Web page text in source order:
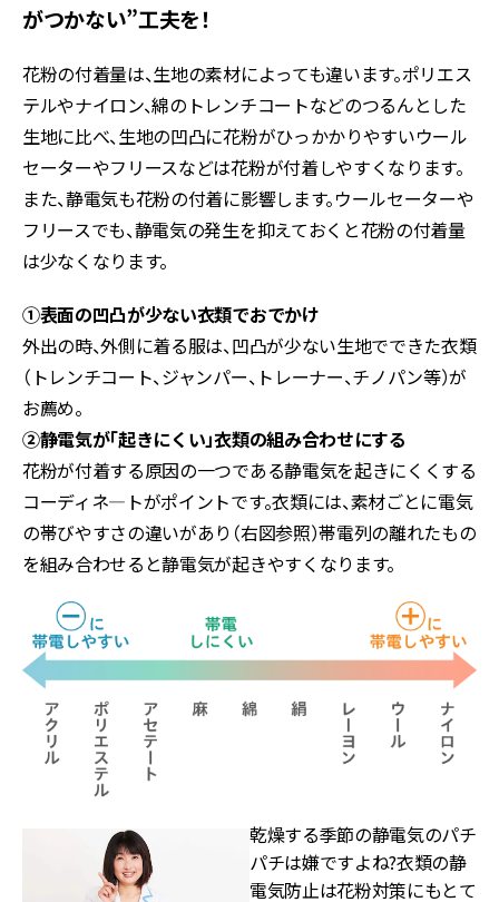
がつかない”工夫を！
花粉の付着量は、生地の素材によっても違います。ポリエス
テルやナイロン、綿のトレンチコートなどのつるんとした
生地に比べ、生地の凹凸に花粉がひっかかりやすいウール
セーターやフリースなどは花粉が付着しやすくなります。
また、静電気も花粉の付着に影響します。ウールセーターや
フリースでも、静電気の発生を抑えておくと花粉の付着量
は少なくなります。
①表面の凹凸が少ない衣類でおでかけ
外出の時、外側に着る服は、凹凸が少ない生地でできた衣類
（トレンチコート、ジャンパー、トレーナー、チノパン等）が
お薦め。
②静電気が「起きにくい」衣類の組み合わせにする
花粉が付着する原因の一つである静電気を起きにくくする
コーディネ―トがポイントです。衣類には、素材ごとに電気
の帯びやすさの違いがあり（右図参照）帯電列の離れたもの
を組み合わせると静電気が起きやすくなります。
乾燥する季節の静電気のパチ
パチは嫌ですよね?衣類の静
電気防止は花粉対策にもとて